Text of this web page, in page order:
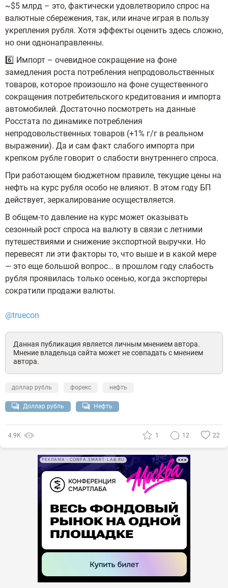
~$5 млрд – это, фактически удовлетворило спрос на
валютные сбережения, так, или иначе играя в пользу
укрепления рубля. Хотя эффекты оценить здесь сложно,
но они однонаправленны.
6️⃣ Импорт – очевидное сокращение на фоне
замедления роста потребления непродовольственных
товаров, которое произошло на фоне существенного
сокращения потребительского кредитования и импорта
автомобилей. Достаточно посмотреть на данные
Росстата по динамике потребления
непродовольственных товаров (+1% г/г в реальном
выражении). Да и сам факт слабого импорта при
крепком рубле говорит о слабости внутреннего спроса.
При работающем бюджетном правиле, текущие цены на
нефть на курс рубля особо не влияют. В этом году БП
действует, зеркалирование осуществляется.
В общем-то давление на курс может оказывать
сезонный рост спроса на валюту в связи с летними
путешествиями и снижение экспортной выручки. Но
перевесят ли эти факторы то, что выше и в какой мере
— это еще большой вопрос… в прошлом году слабость
рубля проявилась только осенью, когда экспортеры
сократили продажи валюты.
@truecon
Данная публикация является личным мнением автора.
Мнение владельца сайта может не совпадать с мнением
автора.
доллар рубль форекс нефть
Доллар рубль Нефть
4.9К 1 12 22
РЕКЛАМА • CONFA.SMART-LAB.RU